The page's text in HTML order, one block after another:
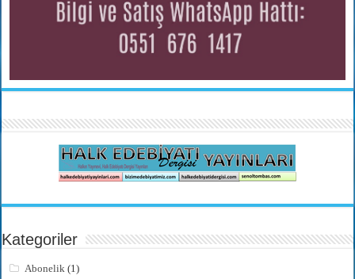
Kategoriler
Abonelik (1)